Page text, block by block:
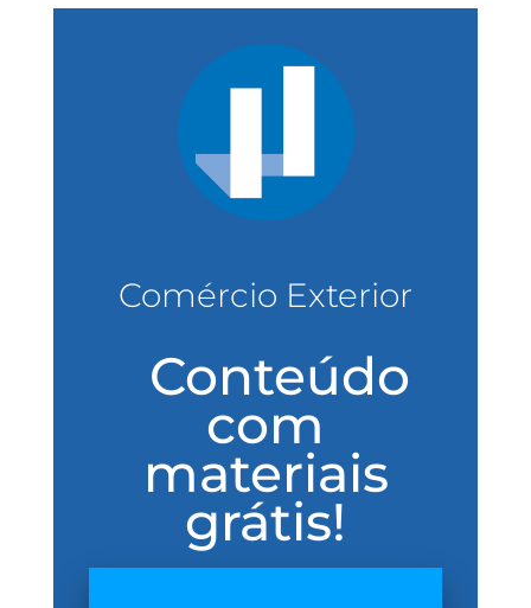
Comércio Exterior
Conteúdo
com
materiais
grátis!